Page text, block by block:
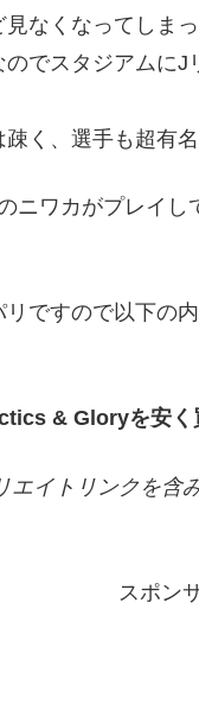
なくなってしま
でスタジアムに
く、選手も超有
ニワカがプレイ
ですので以下の
& Gloryを安く
エイトリンクを含
スポン